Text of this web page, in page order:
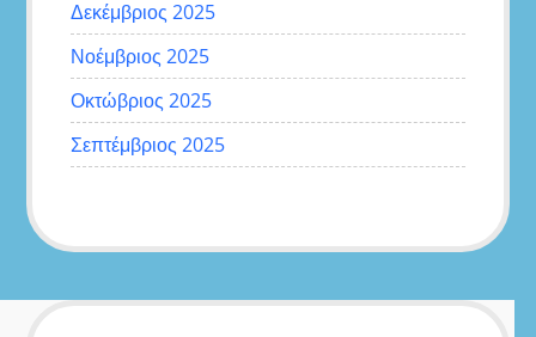
Δεκέμβριος 2025
Νοέμβριος 2025
Οκτώβριος 2025
Σεπτέμβριος 2025